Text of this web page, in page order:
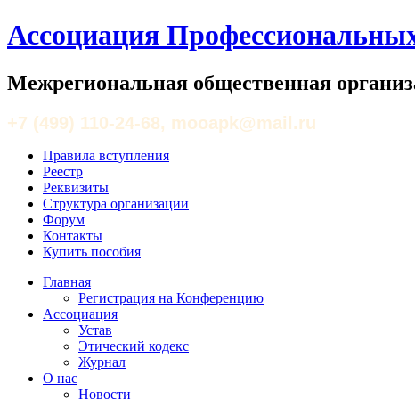
Ассоциация
Межрегиональная общественная
+7 (499) 110-24-68, mooapk@mail.ru
Правила вступления
Реестр
Реквизиты
Структура организации
Форум
Контакты
Купить пособия
Главная
Регистрация на Конференцию
Ассоциация
Устав
Этический кодекс
Журнал
О нас
Новости